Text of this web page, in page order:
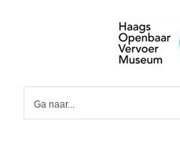
Ga naar...